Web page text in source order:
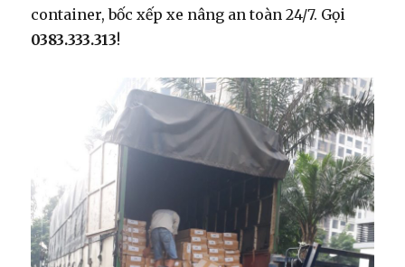
container, bốc xếp xe nâng an toàn 24/7. Gọi
0383.333.313!